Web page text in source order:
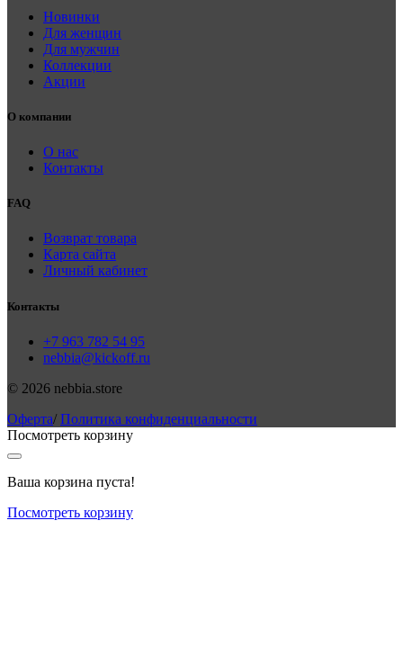
Новинки
Для женщин
Для мужчин
Коллекции
Акции
О компании
О нас
Контакты
FAQ
Возврат товара
Карта сайта
Личный кабинет
Контакты
+7 963 782 54 95
nebbia@kickoff.ru
© 2026 nebbia.store
Оферта/ Политика конфиденциальности
Посмотреть корзину
Ваша корзина пуста!
Посмотреть корзину